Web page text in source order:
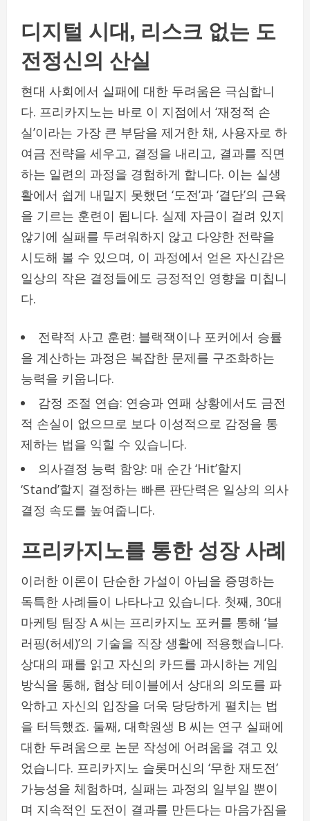
디지털 시대, 리스크 없는 도
전정신의 산실
현대 사회에서 실패에 대한 두려움은 극심합니
다. 프리카지노는 바로 이 지점에서 ‘재정적 손
실’이라는 가장 큰 부담을 제거한 채, 사용자로 하
여금 전략을 세우고, 결정을 내리고, 결과를 직면
하는 일련의 과정을 경험하게 합니다. 이는 실생
활에서 쉽게 내밀지 못했던 ‘도전’과 ‘결단’의 근육
을 기르는 훈련이 됩니다. 실제 자금이 걸려 있지
않기에 실패를 두려워하지 않고 다양한 전략을
시도해 볼 수 있으며, 이 과정에서 얻은 자신감은
일상의 작은 결정들에도 긍정적인 영향을 미칩니
다.
전략적 사고 훈련: 블랙잭이나 포커에서 승률
을 계산하는 과정은 복잡한 문제를 구조화하는
능력을 키웁니다.
감정 조절 연습: 연승과 연패 상황에서도 금전
적 손실이 없으므로 보다 이성적으로 감정을 통
제하는 법을 익힐 수 있습니다.
의사결정 능력 함양: 매 순간 ‘Hit’할지
‘Stand’할지 결정하는 빠른 판단력은 일상의 의사
결정 속도를 높여줍니다.
프리카지노를 통한 성장 사례
이러한 이론이 단순한 가설이 아님을 증명하는
독특한 사례들이 나타나고 있습니다. 첫째, 30대
마케팅 팀장 A 씨는 프리카지노 포커를 통해 ‘블
러핑(허세)’의 기술을 직장 생활에 적용했습니다.
상대의 패를 읽고 자신의 카드를 과시하는 게임
방식을 통해, 협상 테이블에서 상대의 의도를 파
악하고 자신의 입장을 더욱 당당하게 펼치는 법
을 터득했죠. 둘째, 대학원생 B 씨는 연구 실패에
대한 두려움으로 논문 작성에 어려움을 겪고 있
었습니다. 프리카지노 슬롯머신의 ‘무한 재도전’
가능성을 체험하며, 실패는 과정의 일부일 뿐이
며 지속적인 도전이 결과를 만든다는 마음가짐을